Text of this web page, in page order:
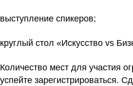
выступление спикеров;
круглый стол «Искусство vs
Количество мест для участия
успейте зарегистрироваться.